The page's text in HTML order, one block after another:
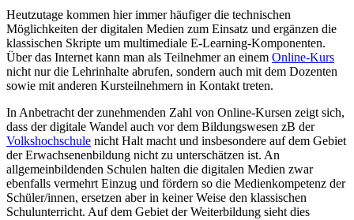
Heutzutage kommen hier immer häufiger die technischen
Möglichkeiten der digitalen Medien zum Einsatz und ergänzen die
klassischen Skripte um multimediale E-Learning-Komponenten.
Über das Internet kann man als Teilnehmer an einem Online-Kurs
nicht nur die Lehrinhalte abrufen, sondern auch mit dem Dozenten
sowie mit anderen Kursteilnehmern in Kontakt treten.
In Anbetracht der zunehmenden Zahl von Online-Kursen zeigt sich,
dass der digitale Wandel auch vor dem Bildungswesen zB der
Volkshochschule nicht Halt macht und insbesondere auf dem Gebiet
der Erwachsenenbildung nicht zu unterschätzen ist. An
allgemeinbildenden Schulen halten die digitalen Medien zwar
ebenfalls vermehrt Einzug und fördern so die Medienkompetenz der
Schüler/innen, ersetzen aber in keiner Weise den klassischen
Schulunterricht. Auf dem Gebiet der Weiterbildung sieht dies